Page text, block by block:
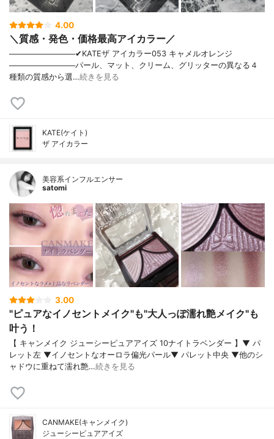
4.00
＼質感・発色・価格最高アイカラー／
────────────✔︎KATEザ アイカラー053 キャメルオレンジ
────────────パール、マット、クリーム、グリッターの異なる４
種類の質感から選…続きを見る
KATE(ケイト)
ザ アイカラー
美容系インフルエンサー
satomi
3.00
"ピュアなイノセントメイク"も"大人っぽ濡れ艶メイク"も
叶う！
【 キャンメイク ジューシーピュアアイズ 10ナイトラベンダー 】▼ パ
レット左 ▼イノセントなオーロラ偏光パール▼ パレット中央 ▼他のシ
ャドウに重ねて濡れ艶…続きを見る
CANMAKE(キャンメイク)
ジューシーピュアアイズ